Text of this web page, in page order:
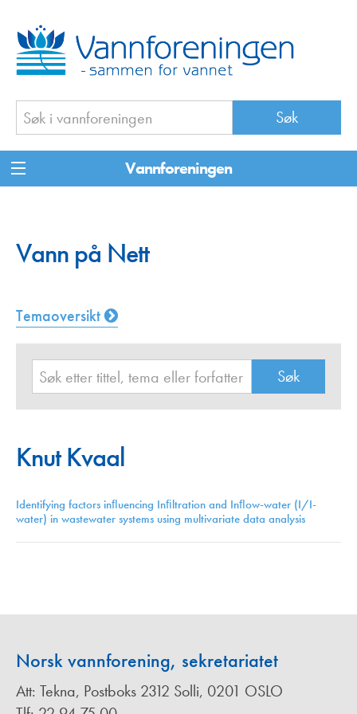
Vannforeningen
Vann på Nett
Temaoversikt
Knut Kvaal
Identifying factors inﬂuencing Inﬁltration and Inﬂow-water (I/I-
water) in wastewater systems using multivariate data analysis
Norsk vannforening, sekretariatet
Att: Tekna, Postboks 2312 Solli, 0201 OSLO